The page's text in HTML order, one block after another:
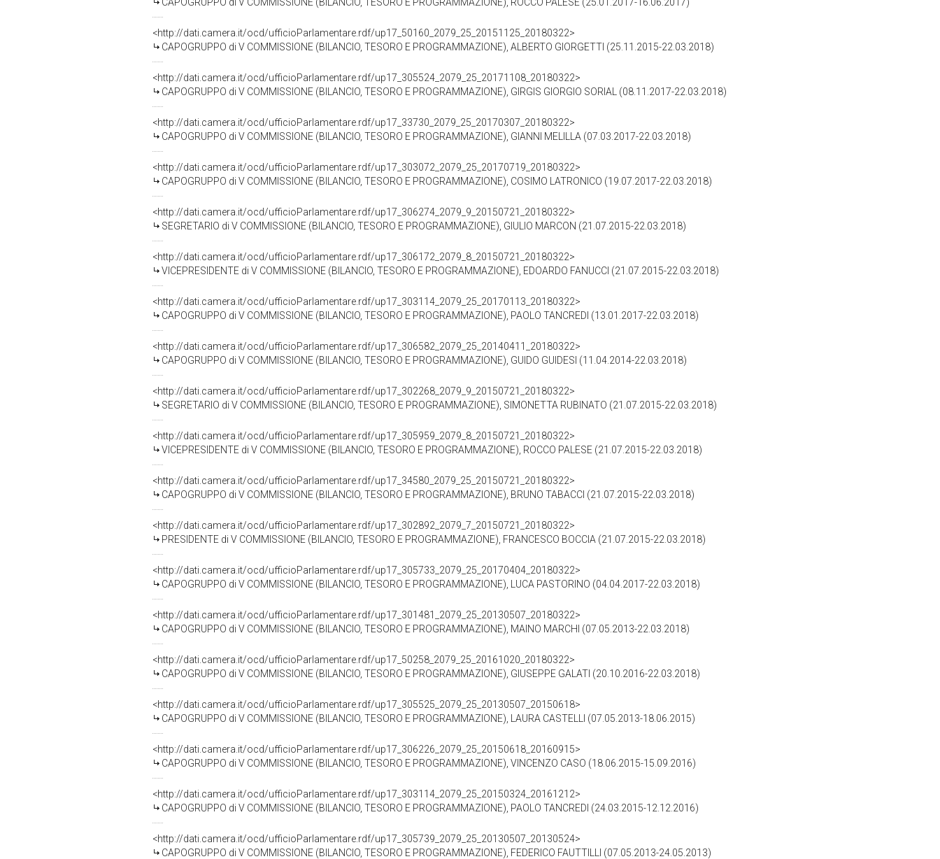
<http://dati.camera.it/ocd/ufficioParlamentare.rdf/up17_50160_2079_25_20151125_20180322>
CAPOGRUPPO di V COMMISSIONE (BILANCIO, TESORO E PROGRAMMAZIONE), ALBERTO GIORGETTI (25.11.2015-22.03.2018)
<http://dati.camera.it/ocd/ufficioParlamentare.rdf/up17_305524_2079_25_20171108_20180322>
CAPOGRUPPO di V COMMISSIONE (BILANCIO, TESORO E PROGRAMMAZIONE), GIRGIS GIORGIO SORIAL (08.11.2017-22.03.2018)
<http://dati.camera.it/ocd/ufficioParlamentare.rdf/up17_33730_2079_25_20170307_20180322>
CAPOGRUPPO di V COMMISSIONE (BILANCIO, TESORO E PROGRAMMAZIONE), GIANNI MELILLA (07.03.2017-22.03.2018)
<http://dati.camera.it/ocd/ufficioParlamentare.rdf/up17_303072_2079_25_20170719_20180322>
CAPOGRUPPO di V COMMISSIONE (BILANCIO, TESORO E PROGRAMMAZIONE), COSIMO LATRONICO (19.07.2017-22.03.2018)
<http://dati.camera.it/ocd/ufficioParlamentare.rdf/up17_306274_2079_9_20150721_20180322>
SEGRETARIO di V COMMISSIONE (BILANCIO, TESORO E PROGRAMMAZIONE), GIULIO MARCON (21.07.2015-22.03.2018)
<http://dati.camera.it/ocd/ufficioParlamentare.rdf/up17_306172_2079_8_20150721_20180322>
VICEPRESIDENTE di V COMMISSIONE (BILANCIO, TESORO E PROGRAMMAZIONE), EDOARDO FANUCCI (21.07.2015-22.03.2018)
<http://dati.camera.it/ocd/ufficioParlamentare.rdf/up17_303114_2079_25_20170113_20180322>
CAPOGRUPPO di V COMMISSIONE (BILANCIO, TESORO E PROGRAMMAZIONE), PAOLO TANCREDI (13.01.2017-22.03.2018)
<http://dati.camera.it/ocd/ufficioParlamentare.rdf/up17_306582_2079_25_20140411_20180322>
CAPOGRUPPO di V COMMISSIONE (BILANCIO, TESORO E PROGRAMMAZIONE), GUIDO GUIDESI (11.04.2014-22.03.2018)
<http://dati.camera.it/ocd/ufficioParlamentare.rdf/up17_302268_2079_9_20150721_20180322>
SEGRETARIO di V COMMISSIONE (BILANCIO, TESORO E PROGRAMMAZIONE), SIMONETTA RUBINATO (21.07.2015-22.03.2018)
<http://dati.camera.it/ocd/ufficioParlamentare.rdf/up17_305959_2079_8_20150721_20180322>
VICEPRESIDENTE di V COMMISSIONE (BILANCIO, TESORO E PROGRAMMAZIONE), ROCCO PALESE (21.07.2015-22.03.2018)
<http://dati.camera.it/ocd/ufficioParlamentare.rdf/up17_34580_2079_25_20150721_20180322>
CAPOGRUPPO di V COMMISSIONE (BILANCIO, TESORO E PROGRAMMAZIONE), BRUNO TABACCI (21.07.2015-22.03.2018)
<http://dati.camera.it/ocd/ufficioParlamentare.rdf/up17_302892_2079_7_20150721_20180322>
PRESIDENTE di V COMMISSIONE (BILANCIO, TESORO E PROGRAMMAZIONE), FRANCESCO BOCCIA (21.07.2015-22.03.2018)
<http://dati.camera.it/ocd/ufficioParlamentare.rdf/up17_305733_2079_25_20170404_20180322>
CAPOGRUPPO di V COMMISSIONE (BILANCIO, TESORO E PROGRAMMAZIONE), LUCA PASTORINO (04.04.2017-22.03.2018)
<http://dati.camera.it/ocd/ufficioParlamentare.rdf/up17_301481_2079_25_20130507_20180322>
CAPOGRUPPO di V COMMISSIONE (BILANCIO, TESORO E PROGRAMMAZIONE), MAINO MARCHI (07.05.2013-22.03.2018)
<http://dati.camera.it/ocd/ufficioParlamentare.rdf/up17_50258_2079_25_20161020_20180322>
CAPOGRUPPO di V COMMISSIONE (BILANCIO, TESORO E PROGRAMMAZIONE), GIUSEPPE GALATI (20.10.2016-22.03.2018)
<http://dati.camera.it/ocd/ufficioParlamentare.rdf/up17_305525_2079_25_20130507_20150618>
CAPOGRUPPO di V COMMISSIONE (BILANCIO, TESORO E PROGRAMMAZIONE), LAURA CASTELLI (07.05.2013-18.06.2015)
<http://dati.camera.it/ocd/ufficioParlamentare.rdf/up17_306226_2079_25_20150618_20160915>
CAPOGRUPPO di V COMMISSIONE (BILANCIO, TESORO E PROGRAMMAZIONE), VINCENZO CASO (18.06.2015-15.09.2016)
<http://dati.camera.it/ocd/ufficioParlamentare.rdf/up17_303114_2079_25_20150324_20161212>
CAPOGRUPPO di V COMMISSIONE (BILANCIO, TESORO E PROGRAMMAZIONE), PAOLO TANCREDI (24.03.2015-12.12.2016)
<http://dati.camera.it/ocd/ufficioParlamentare.rdf/up17_305739_2079_25_20130507_20130524>
CAPOGRUPPO di V COMMISSIONE (BILANCIO, TESORO E PROGRAMMAZIONE), FEDERICO FAUTTILLI (07.05.2013-24.05.2013)